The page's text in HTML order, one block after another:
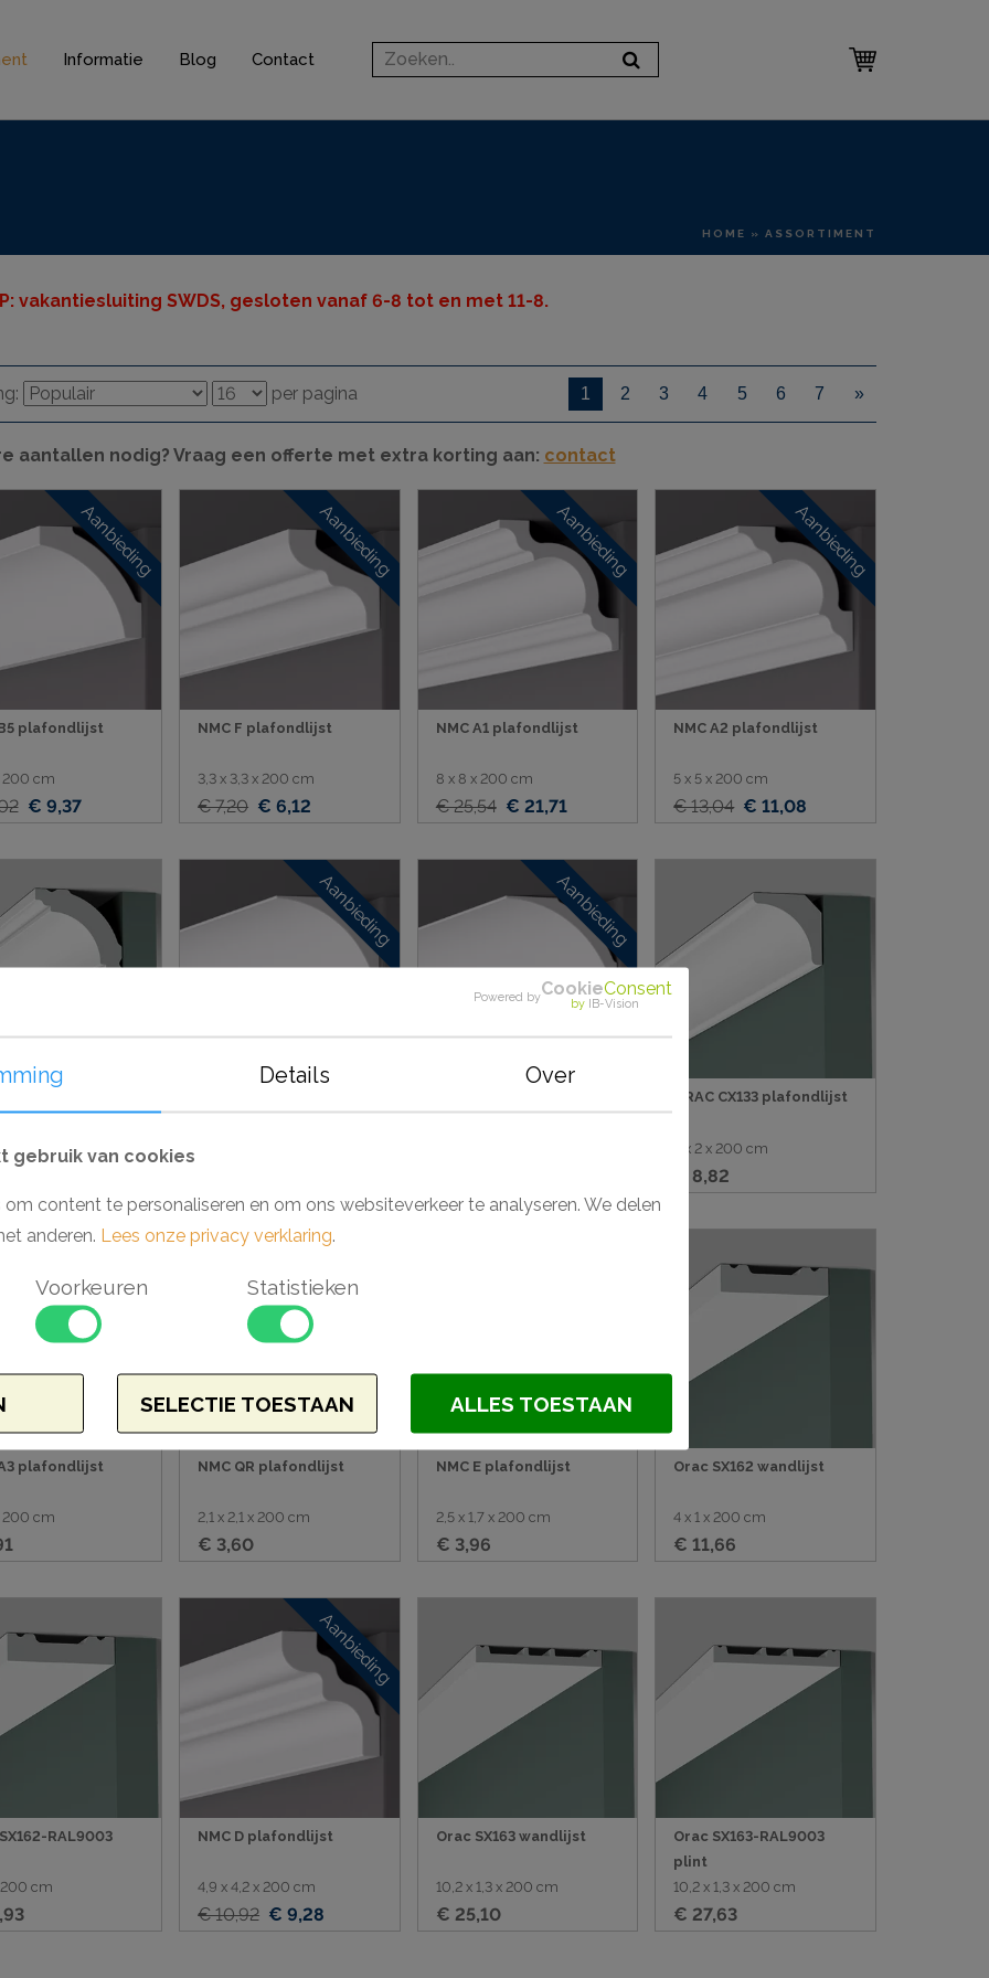
gereedschappen
ophangsysteem
Informatie Blog Contact
HOME » ASSORTIMENT
vakantiesluiting SWDS, gesloten vanaf 6-8 tot en met 11-8.
per pagina 1 2 3 4 5 6 7 »
aantallen nodig? Vraag een offerte met extra korting aan: contact
Aanbieding
plafondlijst
200 cm
€ 9,37
Aanbieding
NMC F plafondlijst
3,3 x 3,3 x 200 cm
€ 7,20 € 6,12
Aanbieding
NMC A1 plafondlijst
8 x 8 x 200 cm
€ 25,54 € 21,71
Aanbieding
NMC A2 plafondlijst
5 x 5 x 200 cm
€ 13,04 € 11,08
200 cm
Aanbieding Aanbieding
ORAC CX133 plafondlijst
2 x 2 x 200 cm
€ 8,82
Aanbieding
plafondlijst
200 cm
Aanbieding
NMC QR plafondlijst
2,1 x 2,1 x 200 cm
€ 3,60
NMC E plafondlijst
2,5 x 1,7 x 200 cm
€ 3,96
Orac SX162 wandlijst
4 x 1 x 200 cm
€ 11,66
RAL9003
200 cm
Aanbieding
NMC D plafondlijst
4,9 x 4,2 x 200 cm
€ 10,92 € 9,28
Orac SX163 wandlijst
10,2 x 1,3 x 200 cm
€ 25,10
Orac SX163-RAL9003
plint
10,2 x 1,3 x 200 cm
€ 27,63
Powered byCookieConsent
by IB-Vision
Details Over
gebruik van cookies
content te personaliseren en om ons websiteverkeer te analyseren. We delen
anderen. Lees onze privacy verklaring.
Voorkeuren Statistieken
SELECTIE TOESTAAN ALLES TOESTAAN